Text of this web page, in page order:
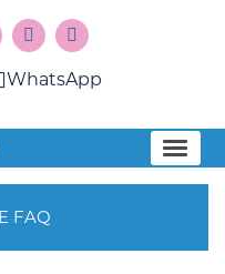
WhatsApp
FAQ